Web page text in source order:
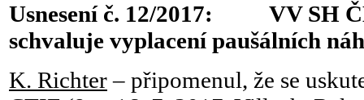
Usnesení č. 12/2017: VV SH
schvaluje vyplacení paušálních
K. Richter– připomenul, že se